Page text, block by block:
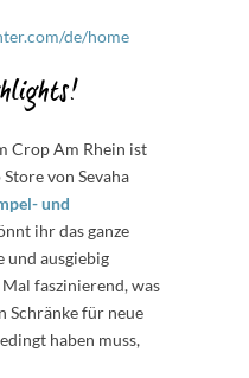
de/home
Crop Am Rhein ist
von Sevaha
und
ihr das ganze
und ausgiebig
faszinierend, was
Schränke für neue
haben muss,